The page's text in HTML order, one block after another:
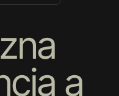
a